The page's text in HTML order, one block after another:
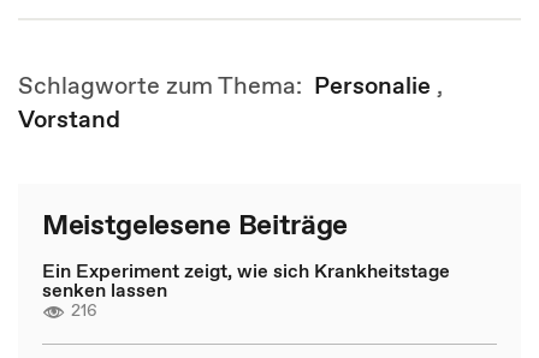
Schlagworte zum Thema: Personalie ,
Vorstand
Meistgelesene Beiträge
Ein Experiment zeigt, wie sich Krankheitstage
senken lassen
216